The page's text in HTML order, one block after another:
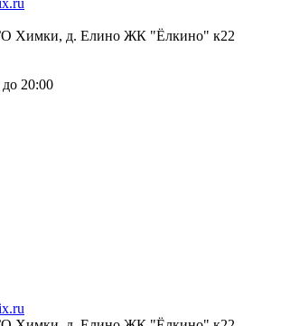
Химки, д. Елино ЖК "Ёлкино" к22
20:00